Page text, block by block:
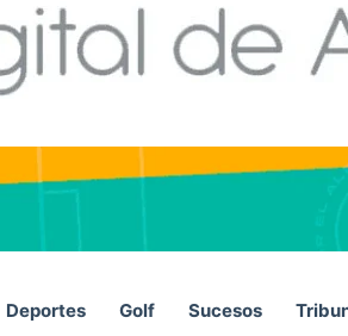
Deportes Golf Sucesos